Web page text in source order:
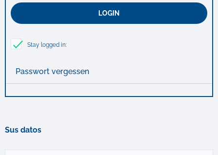
Stay logged in:
Passwort vergessen
Sus datos